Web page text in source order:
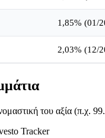
1,85% (01/
2,03% (12/
του αξία (π.χ.
Tracker